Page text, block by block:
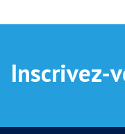
Inscrivez-